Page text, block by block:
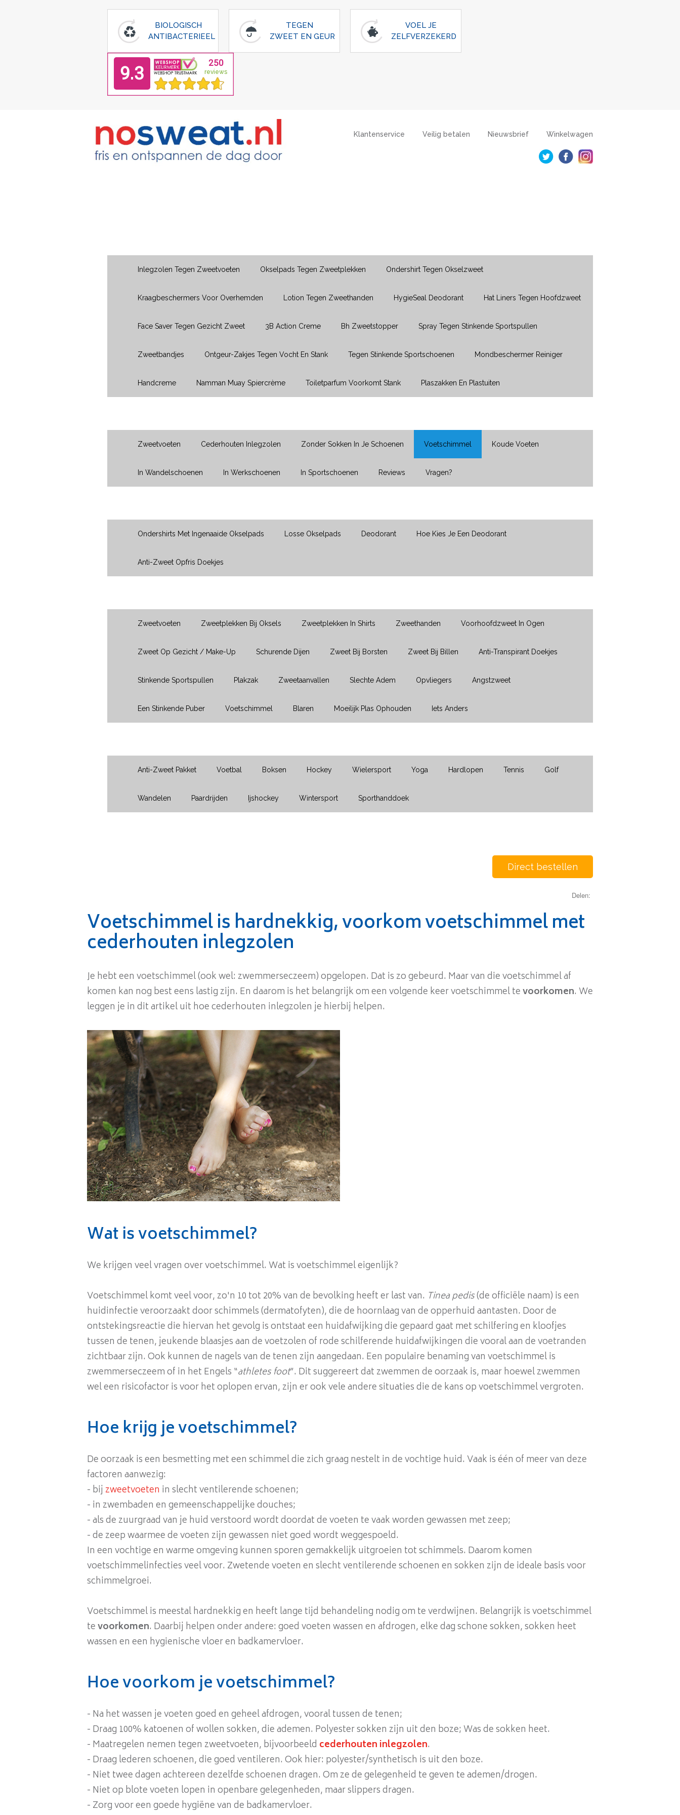
BIOLOGISCH
ANTIBACTERIEEL
TEGEN
ZWEET EN GEUR
VOEL JE
ZELFVERZEKERD
Klantenservice Veilig betalen Nieuwsbrief Winkelwagen
Inlegzolen Tegen Zweetvoeten Okselpads Tegen Zweetplekken Ondershirt Tegen Okselzweet
Kraagbeschermers Voor Overhemden Lotion Tegen Zweethanden HygieSeal Deodorant Hat Liners Tegen Hoofdzweet
Face Saver Tegen Gezicht Zweet 3B Action Creme Bh Zweetstopper Spray Tegen Stinkende Sportspullen
Zweetbandjes Ontgeur-Zakjes Tegen Vocht En Stank Tegen Stinkende Sportschoenen Mondbeschermer Reiniger
Handcreme Namman Muay Spiercrème Toiletparfum Voorkomt Stank Plaszakken En Plastuiten
Zweetvoeten Cederhouten Inlegzolen Zonder Sokken In Je Schoenen Voetschimmel Koude Voeten
In Wandelschoenen In Werkschoenen In Sportschoenen Reviews Vragen?
Ondershirts Met Ingenaaide Okselpads Losse Okselpads Deodorant Hoe Kies Je Een Deodorant
Anti-Zweet Opfris Doekjes
Zweetvoeten Zweetplekken Bij Oksels Zweetplekken In Shirts Zweethanden Voorhoofdzweet In Ogen
Zweet Op Gezicht / Make-Up Schurende Dijen Zweet Bij Borsten Zweet Bij Billen Anti-Transpirant Doekjes
Stinkende Sportspullen Plakzak Zweetaanvallen Slechte Adem Opvliegers Angstzweet
Een Stinkende Puber Voetschimmel Blaren Moeilijk Plas Ophouden Iets Anders
Anti-Zweet Pakket Voetbal Boksen Hockey Wielersport Yoga Hardlopen Tennis Golf
Wandelen Paardrijden Ijshockey Wintersport Sporthanddoek
Direct bestellen
Delen:
Voetschimmel is hardnekkig, voorkom voetschimmel met
cederhouten inlegzolen
Je hebt een voetschimmel (ook wel: zwemmerseczeem) opgelopen. Dat is zo gebeurd. Maar van die voetschimmel af
komen kan nog best eens lastig zijn. En daarom is het belangrijk om een volgende keer voetschimmel tevoorkomen. We
leggen je in dit artikel uit hoe cederhouten inlegzolen je hierbij helpen.
Wat is voetschimmel?
We krijgen veel vragen over voetschimmel. Wat is voetschimmel eigenlijk?
Voetschimmel komt veel voor, zo'n 10 tot 20% van de bevolking heeft er last van. Tinea pedis(de officiële naam) is een
huidinfectie veroorzaakt door schimmels (dermatofyten), die de hoornlaag van de opperhuid aantasten. Door de
ontstekingsreactie die hiervan het gevolg is ontstaat een huidafwijking die gepaard gaat met schilfering en kloofjes
tussen de tenen, jeukende blaasjes aan de voetzolen of rode schilferende huidafwijkingen die vooral aan de voetranden
zichtbaar zijn. Ook kunnen de nagels van de tenen zijn aangedaan. Een populaire benaming van voetschimmel is
zwemmerseczeem of in het Engels “athletes foot”. Dit suggereert dat zwemmen de oorzaak is, maar hoewel zwemmen
wel een risicofactor is voor het oplopen ervan, zijn er ook vele andere situaties die de kans op voetschimmel vergroten.
Hoe krijg je voetschimmel?
De oorzaak is een besmetting met een schimmel die zich graag nestelt in de vochtige huid. Vaak is één of meer van deze
factoren aanwezig:
- bij zweetvoeten in slecht ventilerende schoenen;
- in zwembaden en gemeenschappelijke douches;
- als de zuurgraad van je huid verstoord wordt doordat de voeten te vaak worden gewassen met zeep;
- de zeep waarmee de voeten zijn gewassen niet goed wordt weggespoeld.
In een vochtige en warme omgeving kunnen sporen gemakkelijk uitgroeien tot schimmels. Daarom komen
voetschimmelinfecties veel voor. Zwetende voeten en slecht ventilerende schoenen en sokken zijn de ideale basis voor
schimmelgroei.
Voetschimmel is meestal hardnekkig en heeft lange tijd behandeling nodig om te verdwijnen. Belangrijk is voetschimmel
tevoorkomen. Daarbij helpen onder andere: goed voeten wassen en afdrogen, elke dag schone sokken, sokken heet
wassen en een hygienische vloer en badkamervloer.
Hoe voorkom je voetschimmel?
- Na het wassen je voeten goed en geheel afdrogen, vooral tussen de tenen;
- Draag 100% katoenen of wollen sokken, die ademen. Polyester sokken zijn uit den boze; Was de sokken heet.
- Maatregelen nemen tegen zweetvoeten, bijvoorbeeld cederhouten inlegzolen.
- Draag lederen schoenen, die goed ventileren. Ook hier: polyester/synthetisch is uit den boze.
- Niet twee dagen achtereen dezelfde schoenen dragen. Om ze de gelegenheid te geven te ademen/drogen.
- Niet op blote voeten lopen in openbare gelegenheden, maar slippers dragen.
- Zorg voor een goede hygiëne van de badkamervloer.